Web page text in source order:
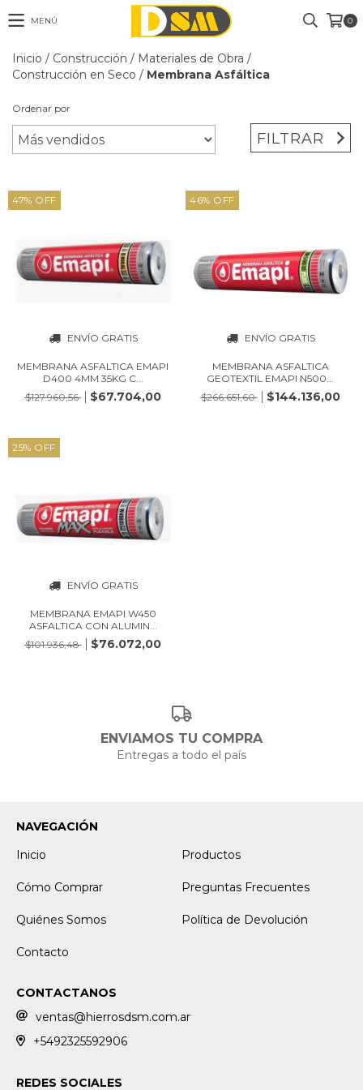
MENÚ 0
Inicio / Construcción / Materiales de Obra /
Construcción en Seco / Membrana Asfáltica
Ordenar por
FILTRAR
47% OFF
ENVÍO GRATIS
MEMBRANA ASFALTICA EMAPI
D400 4MM 35KG C...
$127.960,56
$67.704,00
46% OFF
ENVÍO GRATIS
MEMBRANA ASFALTICA
GEOTEXTIL EMAPI N500...
$266.651,60
$144.136,00
25% OFF
ENVÍO GRATIS
MEMBRANA EMAPI W450
ASFALTICA CON ALUMIN...
$101.936,48
$76.072,00
ENVIAMOS TU COMPRA
Entregas a todo el país
NAVEGACIÓN
Inicio
Productos
Cómo Comprar Preguntas Frecuentes
Quiénes Somos Política de Devolución
Contacto
CONTACTANOS
ventas@hierrosdsm.com.ar
+5492325592906
REDES SOCIALES